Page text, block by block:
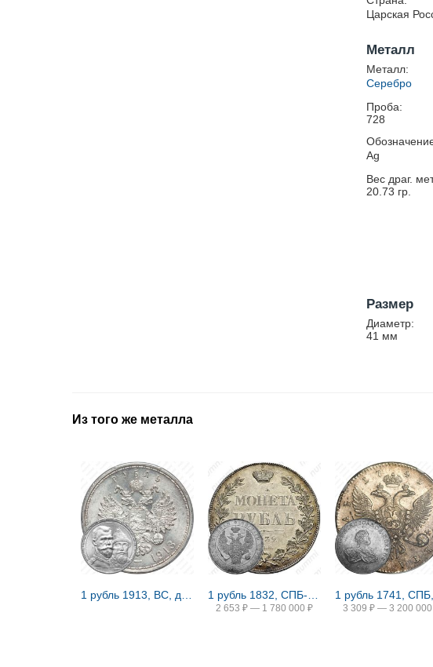
Царская
Металл
Металл:
Серебро
Проба:
728
Ag
Вес драг.
20.73 гр.
Размер
Диаметр:
41 мм
Из того же металла
2 653 ₽ — 1 780 000 ₽ 3 309 ₽ — 3 200 000